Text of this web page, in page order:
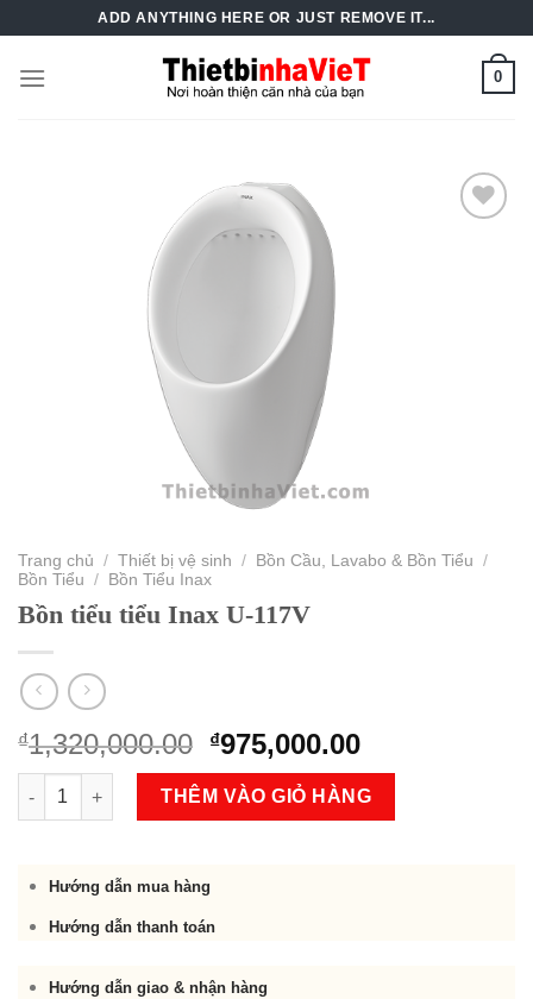
content
ADD ANYTHING HERE OR JUST REMOVE IT...
0
Trang chủ / Thiết bị vệ sinh / Bồn Cầu, Lavabo & Bồn Tiểu
/
Bồn Tiểu
/ Bồn Tiểu Inax
Bồn tiểu tiểu Inax U-117V
₫1,320,000.00 Original
price
was:
₫1,320,000.00.
₫975,000.00Current
price
is:
₫975,000.00.
Bồn tiểu tiểu Inax U-117V số lượng
THÊM VÀO GIỎ HÀNG
Hướng dẫn mua hàng
Hướng dẫn thanh toán
Hướng dẫn giao & nhận hàng